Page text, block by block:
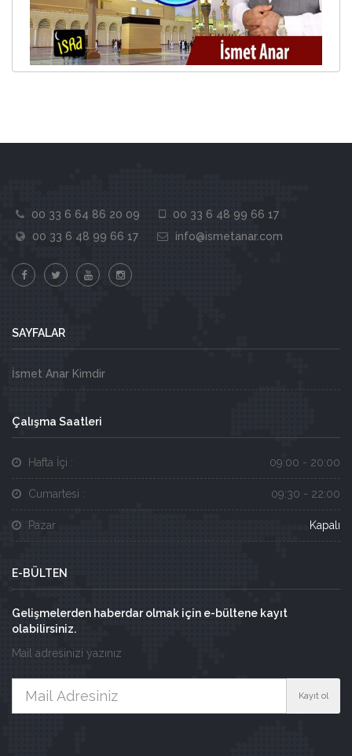
00 33 6 64 86 20 09
00 33 6 48 99 66 17
00 33 6 48 99 66 17
info@ismetanar.com
SAYFALAR
İsmet Anar Kimdir
Çalışma Saatleri
Hafta İçi : 09:00 - 20:00
Cumartesi : 09:30 - 22:00
Pazar Kapalı
E-BÜLTEN
Gelişmelerden haberdar olmak için e-bültene kayıt
olabilirsiniz.
Mail adresinizi yazınız
Kayıt ol